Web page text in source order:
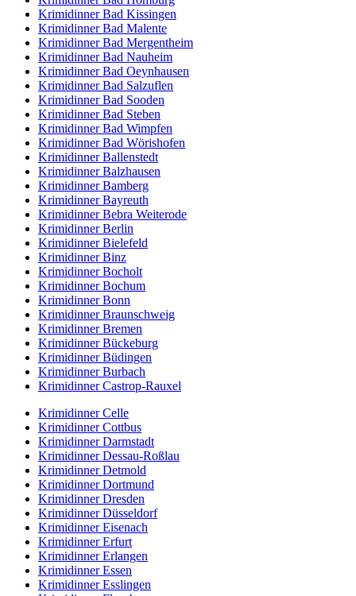
Krimidinner Bad Kissingen
Krimidinner Bad Malente
Krimidinner Bad Mergentheim
Krimidinner Bad Nauheim
Krimidinner Bad Oeynhausen
Krimidinner Bad Salzuflen
Krimidinner Bad Sooden
Krimidinner Bad Steben
Krimidinner Bad Wimpfen
Krimidinner Bad Wörishofen
Krimidinner Ballenstedt
Krimidinner Balzhausen
Krimidinner Bamberg
Krimidinner Bayreuth
Krimidinner Bebra Weiterode
Krimidinner Berlin
Krimidinner Bielefeld
Krimidinner Binz
Krimidinner Bocholt
Krimidinner Bochum
Krimidinner Bonn
Krimidinner Braunschweig
Krimidinner Bremen
Krimidinner Bückeburg
Krimidinner Büdingen
Krimidinner Burbach
Krimidinner Castrop-Rauxel
Krimidinner Celle
Krimidinner Cottbus
Krimidinner Darmstadt
Krimidinner Dessau-Roßlau
Krimidinner Detmold
Krimidinner Dortmund
Krimidinner Dresden
Krimidinner Düsseldorf
Krimidinner Eisenach
Krimidinner Erfurt
Krimidinner Erlangen
Krimidinner Essen
Krimidinner Esslingen